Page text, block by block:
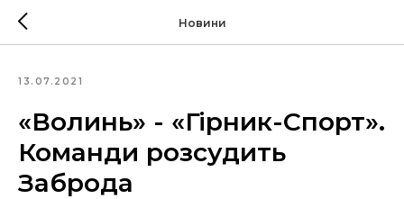
Новини
13.07.2021
«Волинь» - «Гірник-Спорт».
Команди розсудить
Заброда